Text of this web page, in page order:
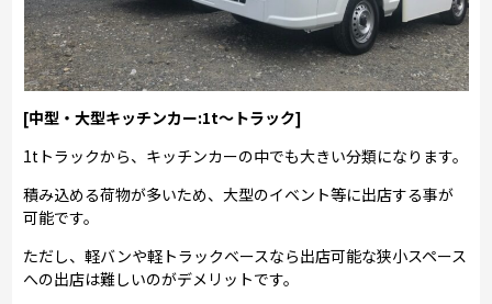
[中型・大型キッチンカー:1t～トラック]
1tトラックから、キッチンカーの中でも大きい分類になります。
積み込める荷物が多いため、大型のイベント等に出店する事が
可能です。
ただし、軽バンや軽トラックベースなら出店可能な狭小スペース
への出店は難しいのがデメリットです。